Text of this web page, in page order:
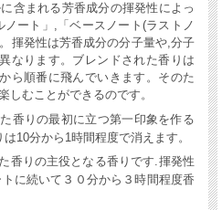
含まれる芳香成分の揮発性によっ
ート」,「ベースノート(ラストノ
揮発性は芳香成分の分子量や,分子
なります。ブレンドされた香りは
ら順番に飛んでいきます。そのた
しむことができるのです。
香りの最初に立つ第一印象を作る
10分から1時間程度で消えます。
香りの主役となる香りです.揮発性
に続いて３０分から３時間程度香